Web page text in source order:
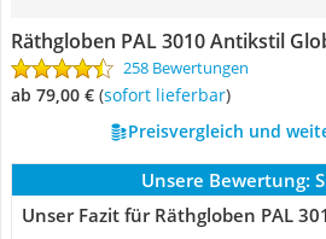
Räthgloben PAL 3010 Antikstil
258 Bewertungen
ab 79,00 € ( Sofort lieferbar)
Preisvergleich und
Unsere Bewertung:
Unser Fazit für Räthgloben PAL